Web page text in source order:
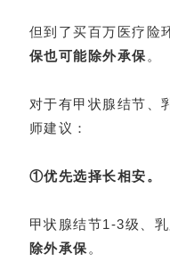
但到了买百万医疗险
保也可能除外承保 。
对于有甲状腺结节、
师建议：
①优先选择长相安。
甲状腺结节1-3级、
除外承保 。